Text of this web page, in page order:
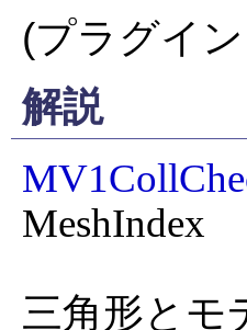
(プラグイ
解説
MeshIndex
三角形とモ